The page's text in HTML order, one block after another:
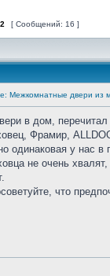
2 [ Сообщений: 16 ]
Межкомнатные двери из
в дом, перечитал
Фрамир,
одинаковая у нас в
не очень
что